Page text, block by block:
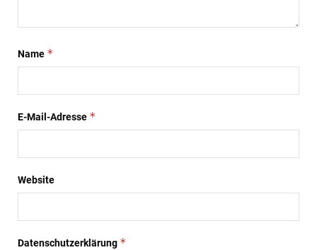
Name *
E-Mail-Adresse *
Website
Datenschutzerklärung *